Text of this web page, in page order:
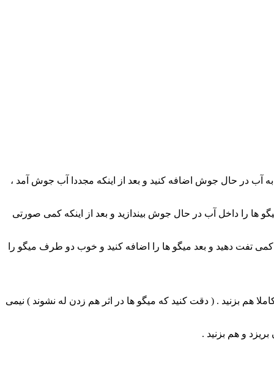
آب در حال جوش اضافه کنید و بعد از اینکه مجددا آب جوش آمد ،
ها را داخل آب در حال جوش بیندازید و بعد از اینکه کمی صورتی
کمی تفت دهید و بعد میگو ها را اضافه کنید و خوب دو طرف میگو را
هم بزنید . ( دقت کنید که میگو ها در اثر هم زدن له نشوند ) نیمی
و هم بزنید .